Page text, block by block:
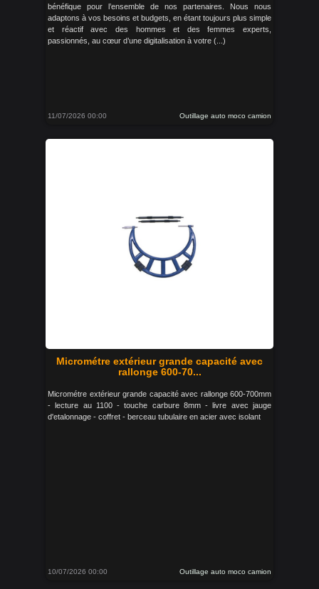
bénéfique pour l’ensemble de nos partenaires. Nous nous
adaptons à vos besoins et budgets, en étant toujours plus simple
et réactif avec des hommes et des femmes experts,
passionnés, au cœur d’une digitalisation à votre (...)
11/07/2026 00:00 Outillage auto moco camion
Micrométre extérieur grande capacité avec
rallonge 600-70...
Micrométre extérieur grande capacité avec rallonge 600-700mm
- lecture au 1100 - touche carbure 8mm - livre avec jauge
d'etalonnage - coffret - berceau tubulaire en acier avec isolant
10/07/2026 00:00 Outillage auto moco camion